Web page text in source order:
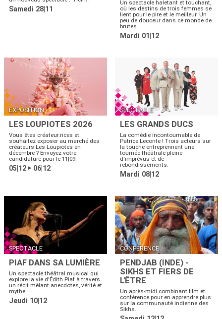
Samedi 28|11
Un spectacle haletant et touchant,
où les destins de trois femmes se
lient pour le pire et le meilleur. Un
peu de douceur dans ce monde de
brutes...
Mardi 01|12
EXPOSITION
LES LOUPIOTES 2026
Vous êtes créateur.rices et
souhaitez exposer au marché des
créateurs Les Loupiotes en
décembre ? Envoyez votre
candidature pour le 11|09.
05|12 ▶06|12
SPECTACLE
LES GRANDS DUCS
La comédie incontournable de
Patrice Leconte ! Trois acteurs sur
la touche entreprennent une
tournée théâtrale pleine
d'imprévus et de
rebondissements.
Mardi 08|12
SPECTACLE
PIAF DANS SA LUMIÈRE
Un spectacle théâtral musical qui
explore la vie d'Édith Piaf à travers
un récit mêlant anecdotes, vérité et
mythe.
Jeudi 10|12
CONFÉRENCE
PENDJAB (INDE) -
SIKHS ET FIERS DE
L'ÊTRE
Un après-midi combinant film et
conférence pour en apprendre plus
sur la communauté indienne des
Sikhs.